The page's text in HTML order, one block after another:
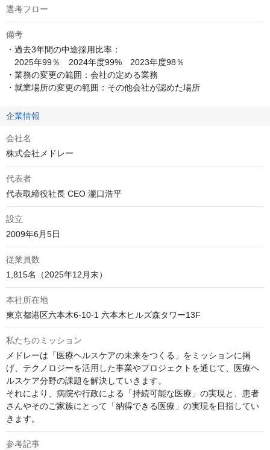
選考フロー
備考
・過去3年間の中途採用比率：
2025年99％　2024年度99%　2023年度98％
・業務の変更の範囲：会社の定める業務
・就業場所の変更の範囲：その他会社が認めた場所
企業情報
会社名
株式会社メドレー
代表者
代表取締役社長 CEO 瀧口浩平
設立
2009年6月5日
従業員数
1,815名（2025年12月末）
本社所在地
東京都港区六本木6-10-1 六本木ヒルズ森タワー13F
私たちのミッション
メドレーは「医療ヘルスケアの未来をつくる」をミッションに掲
げ、テクノロジーを活用した事業やプロジェクトを通じて、医療ヘ
ルスケア分野の課題を解決していきます。
それにより、病院や行政による「持続可能な医療」の実現と、患者
さんやそのご家族にとって「納得できる医療」の実現を目指してい
きます。
参考記事